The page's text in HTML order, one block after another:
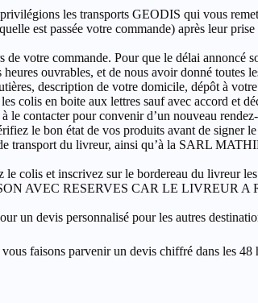
les transports GEODIS qui vous
est passée votre commande) après leur
votre commande. Pour que le délai annoncé
ouvrables, et de nous avoir donné toutes
description de votre domicile, dépôt à
colis en boite aux lettres sauf avec accord et
le contacter pour convenir d’un nouveau
le bon état de vos produits avant de signer
transport du livreur, ainsi qu’à la SARL
colis et inscrivez sur le bordereau du livreur
AVEC RESERVES CAR LE LIVREUR
un devis personnalisé pour les autres
faisons parvenir un devis chiffré dans les 48